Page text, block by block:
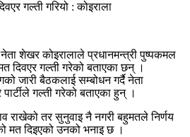
शेखर कोइरालाले प्रधानमन्त्री पुष्पकमल
दिवएर गल्ती गरेको बताएका छन् ।
जारी बैठकलाई सम्बोधन गर्दै नेता
गल्ती गरेको बताएका हुन् ।
तर सुनुवाइ नै नगरी बहुमतले निर्णय
मत दिइएको उनको भनाइ छ ।